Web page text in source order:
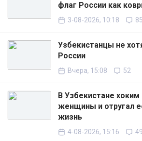
флаг России как
3-08-2026, 10:18 85
Узбекистанцы не
России
Вчера, 15:08 52
В Узбекистане
женщины и отругал
жизнь
4-08-2026, 15:16 49